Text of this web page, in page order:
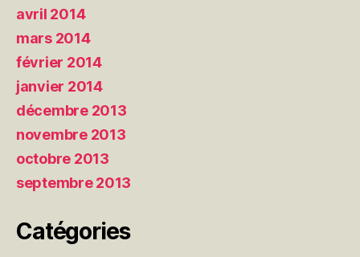
avril 2014
mars 2014
février 2014
janvier 2014
décembre 2013
novembre 2013
octobre 2013
septembre 2013
Catégories